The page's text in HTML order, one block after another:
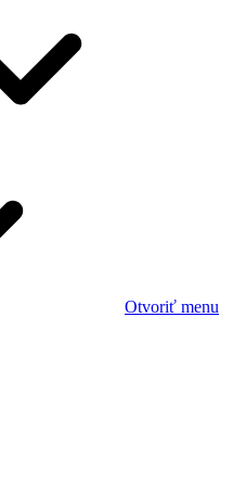
Otvoriť menu